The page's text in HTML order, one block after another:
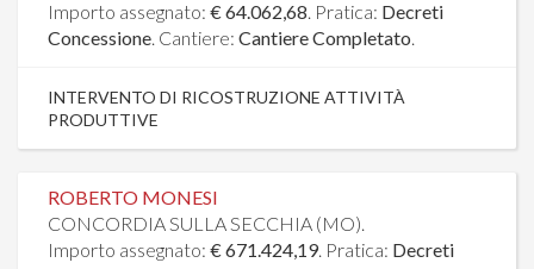
Importo assegnato: € 64.062,68. Pratica: Decreti
Concessione. Cantiere: Cantiere Completato.
INTERVENTO DI RICOSTRUZIONE ATTIVITÀ
PRODUTTIVE
ROBERTO MONESI
CONCORDIA SULLA SECCHIA (MO).
Importo assegnato: € 671.424,19. Pratica: Decreti